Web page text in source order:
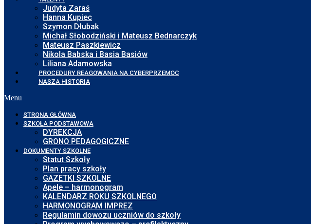
Judyta Zaraś
Hanna Kupiec
Szymon Dłubak
Michał Słobodziński i Mateusz Bednarczyk
Mateusz Paszkiewicz
Nikola Babska i Basia Basiów
Liliana Adamowska
PROCEDURY REAGOWANIA NA CYBERPRZEMOC
NASZA HISTORIA
Menu
STRONA GŁÓWNA
SZKOŁA PODSTAWOWA
DYREKCJA
GRONO PEDAGOGICZNE
DOKUMENTY SZKOLNE
Statut Szkoły
Plan pracy szkoły
GAZETKI SZKOLNE
Apele – harmonogram
KALENDARZ ROKU SZKOLNEGO
HARMONOGRAM IMPREZ
Regulamin dowozu uczniów do szkoły